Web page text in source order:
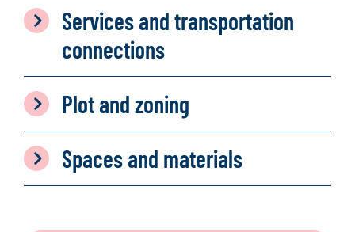
Services and transportation
connections
Plot and zoning
Spaces and materials